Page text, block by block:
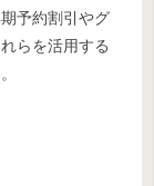
予約割引やグ
らを活用する